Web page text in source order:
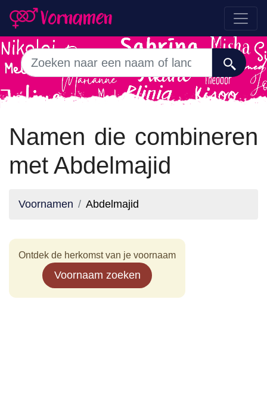
Namen die combineren
met Abdelmajid
Voornamen Abdelmajid
Ontdek de herkomst van je voornaam
Voornaam zoeken